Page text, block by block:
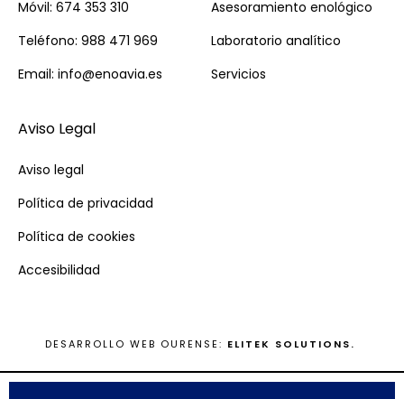
Móvil: 674 353 310
Teléfono: 988 471 969
Email: info@enoavia.es
Asesoramiento enológico
Laboratorio analítico
Servicios
Aviso Legal
Aviso legal
Política de privacidad
Política de cookies
Accesibilidad
DESARROLLO WEB OURENSE: ELITEK SOLUTIONS.